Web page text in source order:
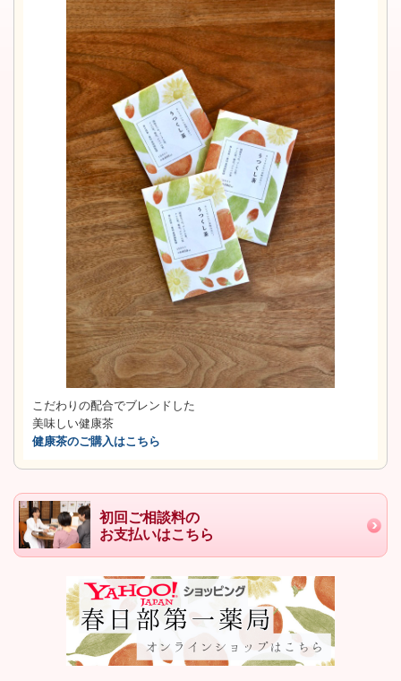
こだわりの配合でブレンドした
美味しい健康茶
健康茶のご購入はこちら
初回ご相談料の
お支払いはこちら